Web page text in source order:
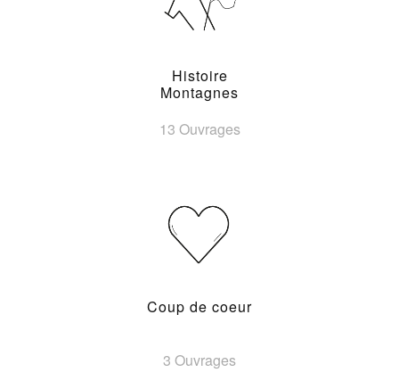
Histoire
Montagnes
13 Ouvrages
Coup de coeur
3 Ouvrages